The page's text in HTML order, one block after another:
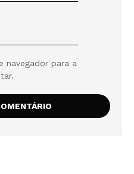
navegador para a